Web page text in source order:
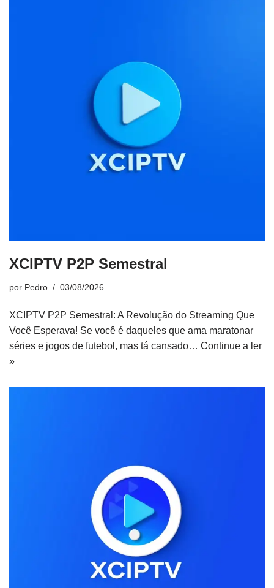
XCIPTV P2P Semestral
por Pedro 03/08/2026
XCIPTV P2P Semestral: A Revolução do Streaming Que
Você Esperava! Se você é daqueles que ama maratonar
séries e jogos de futebol, mas tá cansado… Continue a ler
»